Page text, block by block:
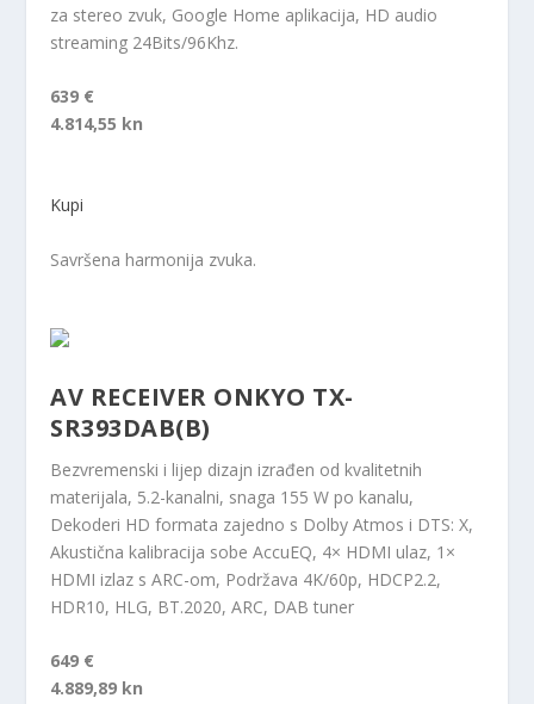
za stereo zvuk, Google Home aplikacija, HD audio
streaming 24Bits/96Khz.
639 €
4.814,55 kn
Kupi
Savršena harmonija zvuka.
AV RECEIVER ONKYO TX-
SR393DAB(B)
Bezvremenski i lijep dizajn izrađen od kvalitetnih
materijala, 5.2-kanalni, snaga 155 W po kanalu,
Dekoderi HD formata zajedno s Dolby Atmos i DTS: X,
Akustična kalibracija sobe AccuEQ, 4× HDMI ulaz, 1×
HDMI izlaz s ARC-om, Podržava 4K/60p, HDCP2.2,
HDR10, HLG, BT.2020, ARC, DAB tuner
649 €
4.889,89 kn